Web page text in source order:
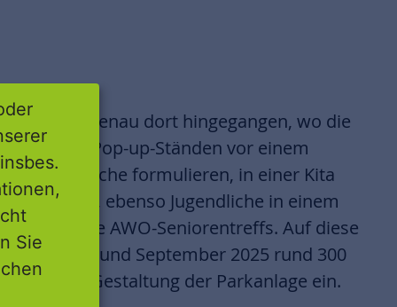
zur Gestaltung der Parkanlage ein.
Sie